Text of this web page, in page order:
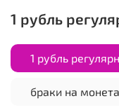
1 рубль
1 рубль
браки на